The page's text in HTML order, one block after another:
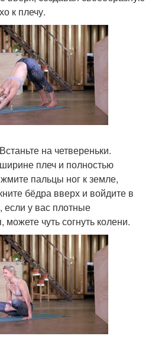
к плечу.
на четвереньки.
плеч и полностью
пальцы ног к земле,
бёдра вверх и войдите в
если у вас плотные
чуть согнуть колени.